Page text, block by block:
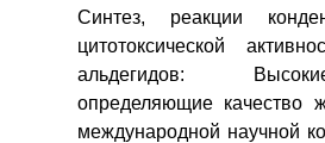
Синтез, реакции
цитотоксической
альдегидов:
определяющие качество
международной научной